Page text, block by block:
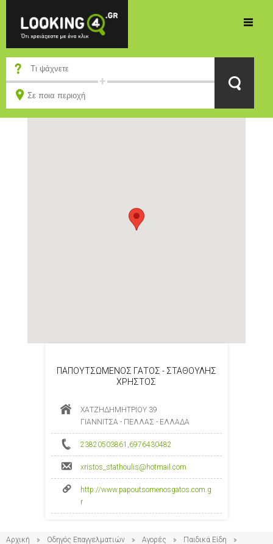
ΠΑΠΟΥΤΣΩΜΕΝΟΣ ΓΑΤΟΣ - ΣΤΑΘΟΥΛΗΣ
ΧΡΗΣΤΟΣ
ΧΑΤΖΗΔΗΜΗΤΡΙΟΥ 39
ΓΙΑΝΝΙΤΣΑ - ΠΕΛΛΑΣ - ΕΛΛΑΔΑ
23820503861 ,6976430482
xristos_stathoulis@hotmail.com
http://www.papoutsomenosgatos.com.g
r
Αρχική Οδηγός Επαγγελματιών Αγορές
Παιδικά Είδη